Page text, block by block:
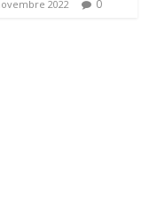
2022 0